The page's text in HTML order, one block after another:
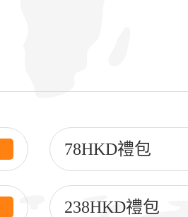
78HKD禮包
238HKD禮包